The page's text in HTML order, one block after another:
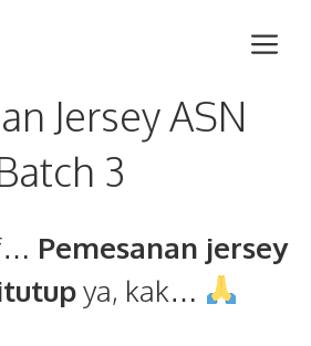
Jersey ASN
3
Pemesanan jersey
ya, kak…